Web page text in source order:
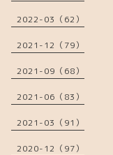
2022-03（62）
2021-12（79）
2021-09（68）
2021-06（83）
2021-03（91）
2020-12（97）